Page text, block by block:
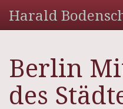
Harald
Berlin
des